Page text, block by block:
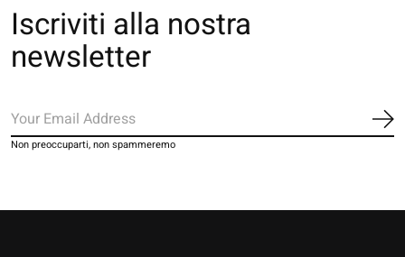
Iscriviti alla nostra
newsletter
Non preoccuparti, non spammeremo